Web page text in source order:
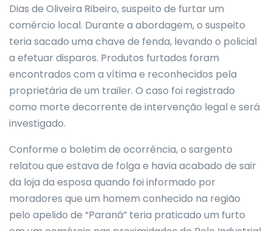
Dias de Oliveira Ribeiro, suspeito de furtar um
comércio local. Durante a abordagem, o suspeito
teria sacado uma chave de fenda, levando o policial
a efetuar disparos. Produtos furtados foram
encontrados com a vítima e reconhecidos pela
proprietária de um trailer. O caso foi registrado
como morte decorrente de intervenção legal e será
investigado.
Conforme o boletim de ocorrência, o sargento
relatou que estava de folga e havia acabado de sair
da loja da esposa quando foi informado por
moradores que um homem conhecido na região
pelo apelido de “Paraná” teria praticado um furto